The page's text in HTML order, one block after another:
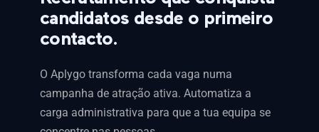
candidatos desde o primeiro
contacto.
O Aplygo transforma cada vaga numa
campanha de atração ativa. Automatiza a
carga administrativa para que a tua equipa se